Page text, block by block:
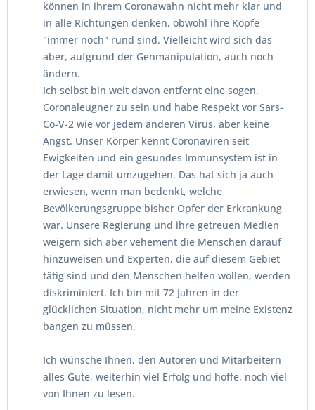
können in ihrem Coronawahn nicht mehr klar und
in alle Richtungen denken, obwohl ihre Köpfe
"immer noch" rund sind. Vielleicht wird sich das
aber, aufgrund der Genmanipulation, auch noch
ändern.
Ich selbst bin weit davon entfernt eine sogen.
Coronaleugner zu sein und habe Respekt vor Sars-
Co-V-2 wie vor jedem anderen Virus, aber keine
Angst. Unser Körper kennt Coronaviren seit
Ewigkeiten und ein gesundes Immunsystem ist in
der Lage damit umzugehen. Das hat sich ja auch
erwiesen, wenn man bedenkt, welche
Bevölkerungsgruppe bisher Opfer der Erkrankung
war. Unsere Regierung und ihre getreuen Medien
weigern sich aber vehement die Menschen darauf
hinzuweisen und Experten, die auf diesem Gebiet
tätig sind und den Menschen helfen wollen, werden
diskriminiert. Ich bin mit 72 Jahren in der
glücklichen Situation, nicht mehr um meine Existenz
bangen zu müssen.
Ich wünsche Ihnen, den Autoren und Mitarbeitern
alles Gute, weiterhin viel Erfolg und hoffe, noch viel
von Ihnen zu lesen.